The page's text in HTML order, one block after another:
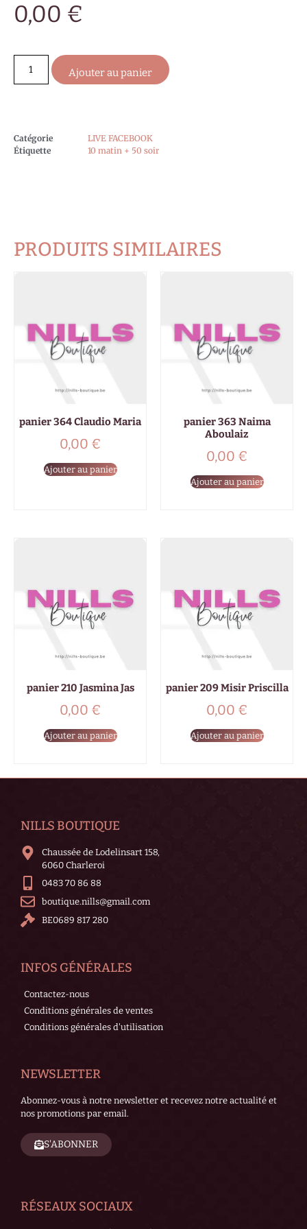
0,00 €
Ajouter au panier
Catégorie
LIVE FACEBOOK
Étiquette
10 matin + 50 soir
PRODUITS SIMILAIRES
panier 364 Claudio Maria
0,00 €
Ajouter au panier
panier 363 Naima
Aboulaiz
0,00 €
Ajouter au panier
panier 210 Jasmina Jas
0,00 €
Ajouter au panier
panier 209 Misir Priscilla
0,00 €
Ajouter au panier
NILLS BOUTIQUE
Chaussée de Lodelinsart 158,
6060 Charleroi
0483 70 86 88
boutique.nills@gmail.com
BE0689 817 280
INFOS GÉNÉRALES
Contactez-nous
Conditions générales de ventes
Conditions générales d'utilisation
NEWSLETTER
Abonnez-vous à notre newsletter et recevez notre actualité et
nos promotions par email.
S'ABONNER
RÉSEAUX SOCIAUX